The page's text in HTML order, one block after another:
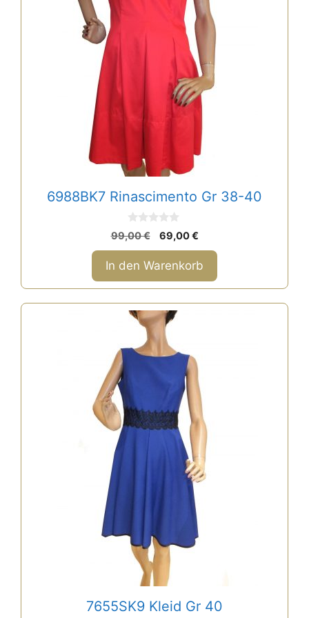
6988BK7 Rinascimento Gr 38-40
0
v
o
n
5
99,00€
Ursprünglicher
Preis
war:
99,00 €
69,00€Aktueller
Preis
ist:
69,00 €.
In den Warenkorb
7655SK9 Kleid Gr 40